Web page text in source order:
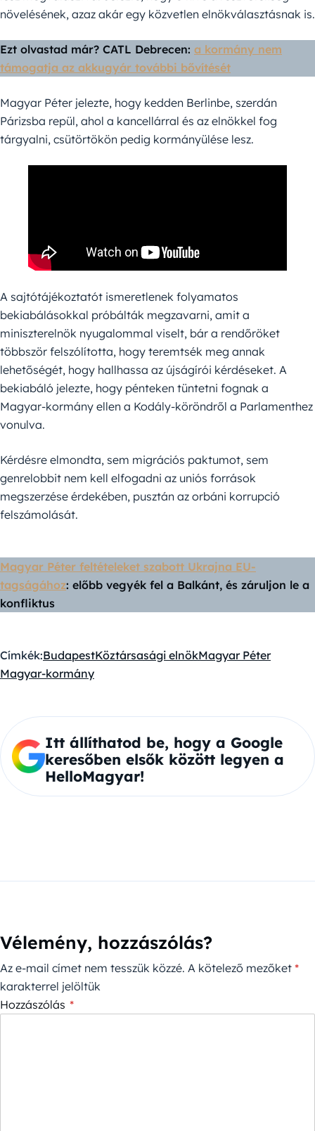
növelésének, azaz akár egy közvetlen elnökválasztásnak is.
Ezt olvastad már? CATL Debrecen: a kormány nem
támogatja az akkugyár további bővítését
Magyar Péter jelezte, hogy kedden Berlinbe, szerdán
Párizsba repül, ahol a kancellárral és az elnökkel fog
tárgyalni, csütörtökön pedig kormányülése lesz.
A sajtótájékoztatót ismeretlenek folyamatos
bekiabálásokkal próbálták megzavarni, amit a
miniszterelnök nyugalommal viselt, bár a rendőröket
többször felszólította, hogy teremtsék meg annak
lehetőségét, hogy hallhassa az újságírói kérdéseket. A
bekiabáló jelezte, hogy pénteken tüntetni fognak a
Magyar-kormány ellen a Kodály-köröndről a Parlamenthez
vonulva.
Kérdésre elmondta, sem migrációs paktumot, sem
genrelobbit nem kell elfogadni az uniós források
megszerzése érdekében, pusztán az orbáni korrupció
felszámolását.
Magyar Péter feltételeket szabott Ukrajna EU-
tagságához: előbb vegyék fel a Balkánt, és záruljon le a
konfliktus
Címkék:BudapestKöztársasági elnökMagyar Péter
Magyar-kormány
Itt állíthatod be, hogy a Google
keresőben elsők között legyen a
HelloMagyar!
Vélemény, hozzászólás?
Az e-mail címet nem tesszük közzé. A kötelező mezőket *
karakterrel jelöltük
Hozzászólás *